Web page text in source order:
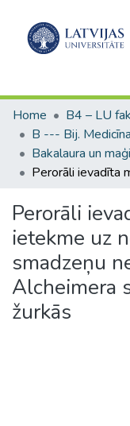
Home
Perorāli
ietekme uz
smadzeņu
Alcheimera
žurkās